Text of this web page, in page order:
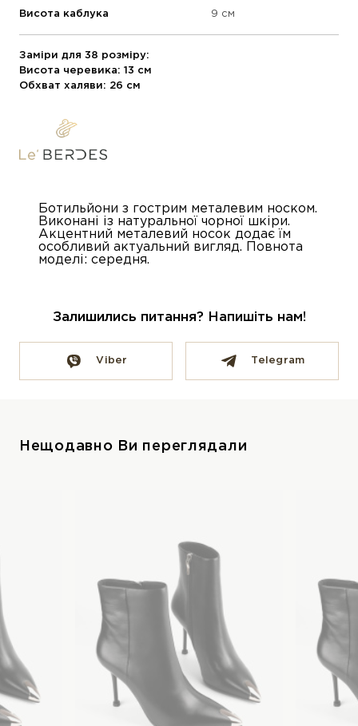
Висота каблука 9 см
Заміри для 38 розміру:
Висота черевика: 13 см
Обхват халяви: 26 см
Ботильйони з гострим металевим носком.
Виконані із натуральної чорної шкіри.
Акцентний металевий носок додає їм
особливий актуальний вигляд. Повнота
моделі: середня.
Залишились питання? Напишіть нам!
Viber Telegram
Нещодавно Ви переглядали